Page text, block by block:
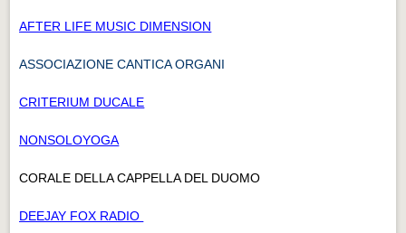
AFTER LIFE MUSIC DIMENSION
ASSOCIAZIONE CANTICA ORGANI
CRITERIUM DUCALE
NONSOLOYOGA
CORALE DELLA CAPPELLA DEL DUOMO
DEEJAY FOX RADIO